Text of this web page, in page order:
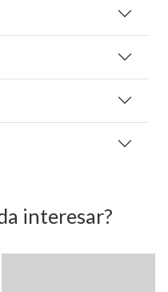
interesar?